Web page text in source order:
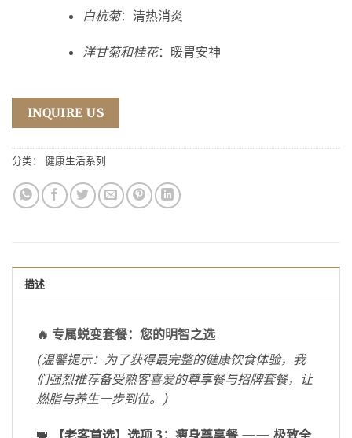
白杭菊：清热消炎
洋甘菊和桂花：暖胃安神
INQUIRE US
分类： 健康生活系列
描述
🔥 专属蜕变套餐：您的明智之选
(温馨提示：为了获得最完整的健康饮食体验，我
们强烈推荐备受熟客喜爱的尊享餐与招牌套餐，让
燃脂与养生一步到位。)
👑
【老客首选】选项 3：瘦身尊享餐 —— 极致全